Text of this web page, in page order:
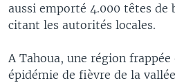
aussi emporté 4.000 têtes de
citant les autorités locales.
A Tahoua, une région frappée
épidémie de fièvre de la